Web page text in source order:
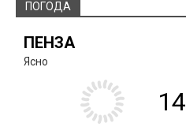
ПОГОДА
ПЕНЗА
Ясно
14